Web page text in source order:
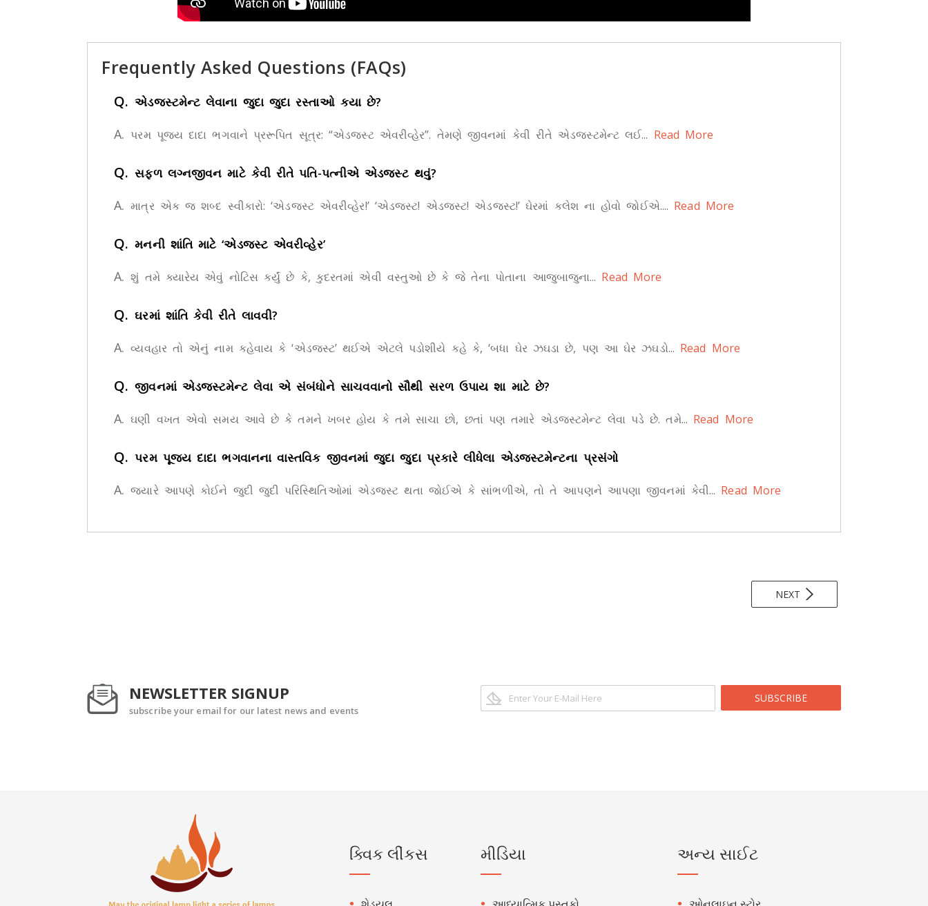
Frequently Asked Questions (FAQs)
Q.એડજસ્ટમેન્ટ લેવાના જુદા જુદા રસ્તાઓ કયા છે?
A. પરમ પૂજ્ય દાદા ભગવાને પ્રરૂપિત સૂત્ર: “એડજસ્ટ એવરીવ્હેર”. તેમણે જીવનમાં કેવી રીતે એડજસ્ટમેન્ટ લઈ... Read More
Q.સફળ લગ્નજીવન માટે કેવી રીતે પતિ-પત્નીએ એડજસ્ટ થવું?
A.માત્ર એક જ શબ્દ સ્વીકારો: ‘એડજસ્ટ એવરીવ્હેર!’ ‘એડજસ્ટ! એડજસ્ટ! એડજસ્ટ!’ ઘેરમાં કલેશ ના હોવો જોઈએ.... Read More
Q.મનની શાંતિ માટે ‘એડજસ્ટ એવરીવ્હેર’
A.શું તમે ક્યારેય એવું નોટિસ કર્યું છે કે, કુદરતમાં એવી વસ્તુઓ છે કે જે તેના પોતાના આજુબાજુના... Read More
Q.ઘરમાં શાંતિ કેવી રીતે લાવવી?
A.વ્યવહાર તો એનું નામ કહેવાય કે ‘એડજસ્ટ’ થઈએ એટલે પડોશીયે કહે કે, ‘બધા ઘેર ઝઘડા છે, પણ આ ઘેર ઝઘડો... Read More
Q.જીવનમાં એડજસ્ટમેન્ટ લેવા એ સંબંધોને સાચવવાનો સૌથી સરળ ઉપાય શા માટે છે?
A.ઘણી વખત એવો સમય આવે છે કે તમને ખબર હોય કે તમે સાચા છો, છતાં પણ તમારે એડજસ્ટમેન્ટ લેવા પડે છે. તમે... Read More
Q.પરમ પૂજ્ય દાદા ભગવાનના વાસ્તવિક જીવનમાં જુદા જુદા પ્રકારે લીધેલા એડજસ્ટમેન્ટના પ્રસંગો
A.જ્યારે આપણે કોઈને જુદી જુદી પરિસ્થિતિઓમાં એડજસ્ટ થતા જોઈએ કે સાંભળીએ, તો તે આપણને આપણા જીવનમાં કેવી... Read More
NEXT
NEWSLETTER SIGNUP
subscribe your email for our latest news and events
SUBSCRIBE
ક્વિક લીંકસ મીડિયા અન્ય સાઈટ